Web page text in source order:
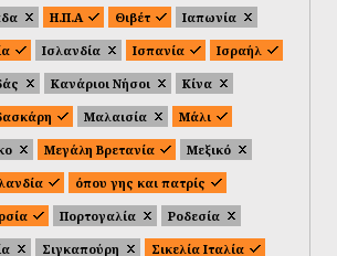
Η.Π.Α Θιβέτ
Ιαπωνία
Ισλανδία Ισπανία
Ισραήλ
Κανάριοι Νήσοι
Κίνα
Μαλαισία
Μάλι
Μεγάλη Βρετανία
Μεξικό
όπου γης και πατρίς
Πορτογαλία
Ροδεσία
Σιγκαπούρη
Σικελία Ιταλία